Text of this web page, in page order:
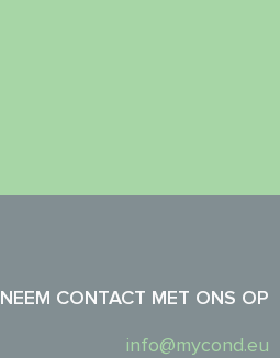
NEEM CONTACT MET ONS OP
info@mycond.eu